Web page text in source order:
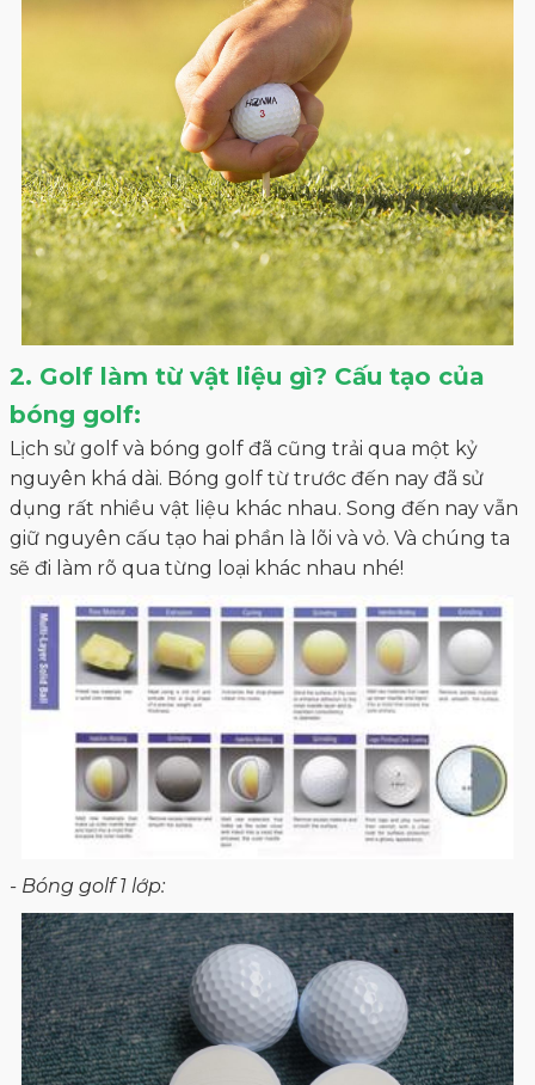
2. Golf làm từ vật liệu gì? Cấu tạo của
bóng golf:
Lịch sử golf và bóng golf đã cũng trải qua một kỷ
nguyên khá dài. Bóng golf từ trước đến nay đã sử
dụng rất nhiều vật liệu khác nhau. Song đến nay vẫn
giữ nguyên cấu tạo hai phần là lõi và vỏ. Và chúng ta
sẽ đi làm rõ qua từng loại khác nhau nhé!
- Bóng golf 1 lớp:
Được sản xuất từ chất liệu có tên là Surlyn, bề mặt có
rất nhiều vết lõm, loại này chuyên dùng cho các
newbie. Thực tế, loại này đa phần chỉ phục vụ cho